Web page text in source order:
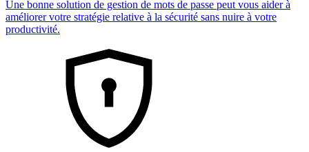
Une bonne solution de gestion de mots de passe peut vous aider à
améliorer votre stratégie relative à la sécurité sans nuire à votre
productivité.